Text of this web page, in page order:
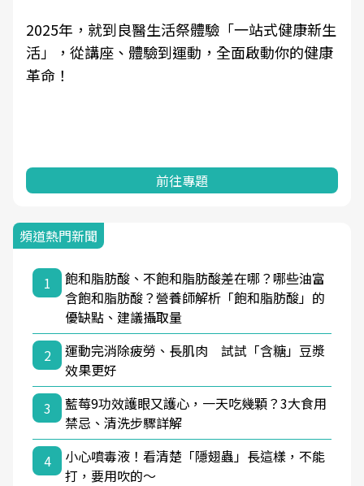
2025年，就到良醫生活祭體驗「一站式健康新生
活」，從講座、體驗到運動，全面啟動你的健康
革命！
前往專題
頻道熱門新聞
1
飽和脂肪酸、不飽和脂肪酸差在哪？哪些油富
含飽和脂肪酸？營養師解析「飽和脂肪酸」的
優缺點、建議攝取量
2
運動完消除疲勞、長肌肉 試試「含糖」豆漿
效果更好
3
藍莓9功效護眼又護心，一天吃幾顆？3大食用
禁忌、清洗步驟詳解
4
小心噴毒液！看清楚「隱翅蟲」長這樣，不能
打，要用吹的～